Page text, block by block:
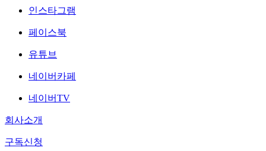
인스타그램
페이스북
유튜브
네이버카페
네이버TV
회사소개
구독신청